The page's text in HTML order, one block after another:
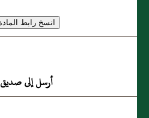
أرسل إلى صديق